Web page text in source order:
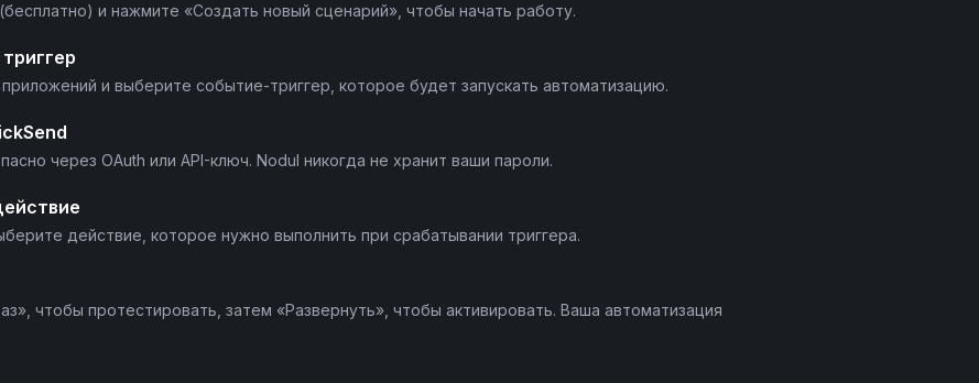
и нажмите «Создать новый сценарий», чтобы начать работу.
и выберите событие-триггер, которое будет запускать автоматизацию.
через OAuth или API-ключ. Nodul никогда не хранит ваши пароли.
действие, которое нужно выполнить при срабатывании триггера.
чтобы протестировать, затем «Развернуть», чтобы активировать. Ваша автоматизация